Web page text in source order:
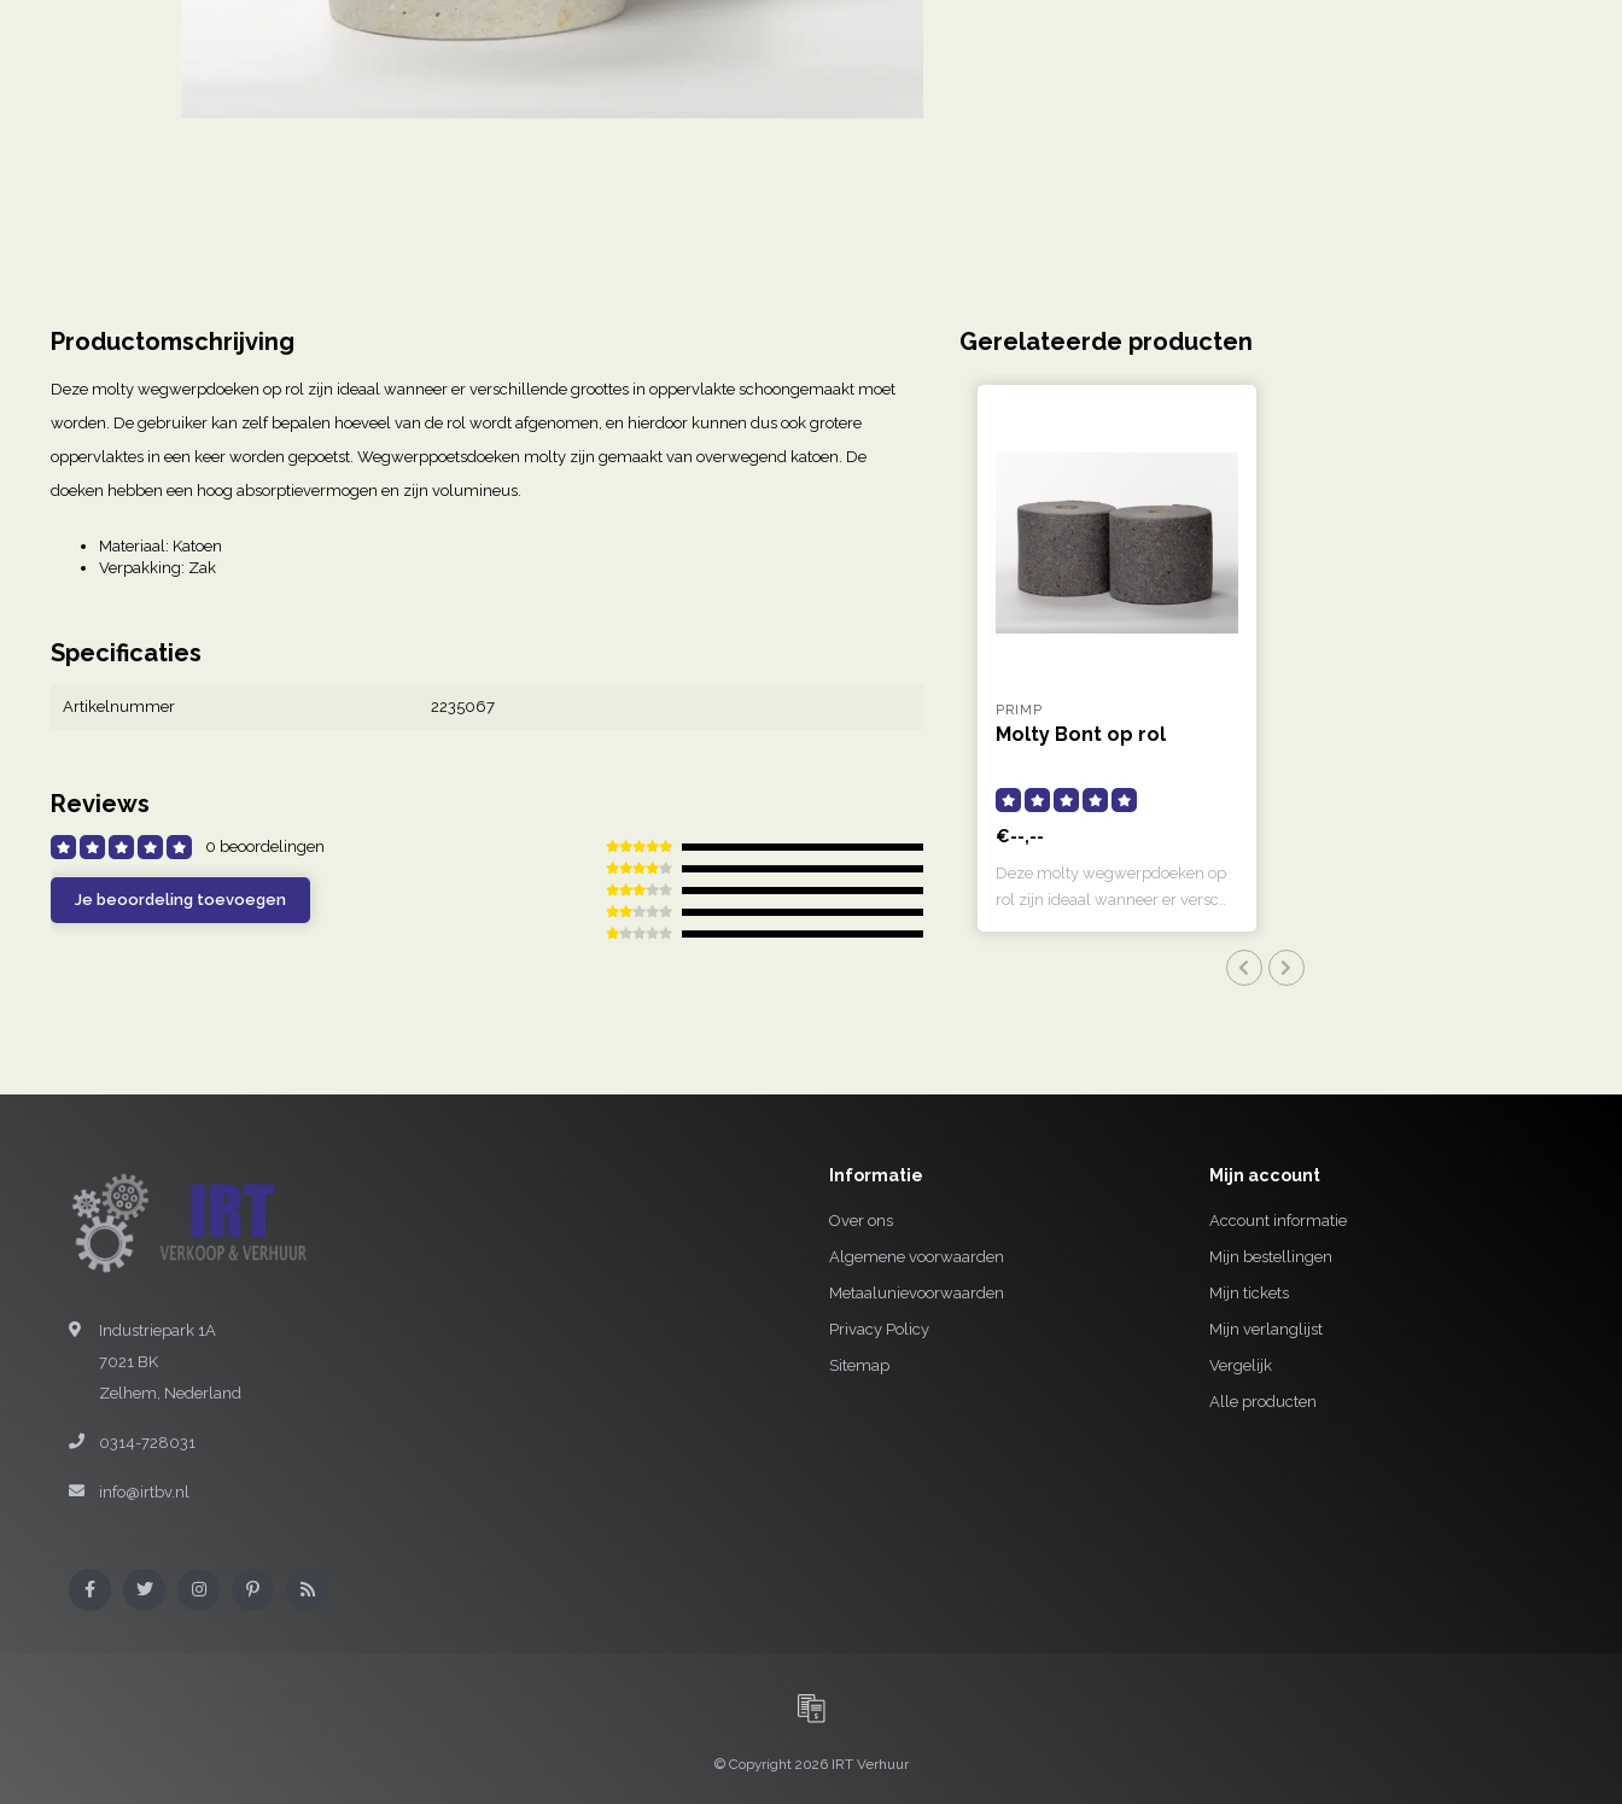
Productomschrijving
Deze molty wegwerpdoeken op rol zijn ideaal wanneer er verschillende groottes in oppervlakte schoongemaakt moet
worden. De gebruiker kan zelf bepalen hoeveel van de rol wordt afgenomen, en hierdoor kunnen dus ook grotere
oppervlaktes in een keer worden gepoetst. Wegwerppoetsdoeken molty zijn gemaakt van overwegend katoen. De
doeken hebben een hoog absorptievermogen en zijn volumineus.
Materiaal: Katoen
Verpakking: Zak
Specificaties
Artikelnummer 2235067
Reviews
0 beoordelingen
Je beoordeling toevoegen
Gerelateerde producten
PRIMP
Molty Bont op rol
€--,--
Deze molty wegwerpdoeken op
rol zijn ideaal wanneer er versc..
Industriepark 1A
7021 BK
Zelhem, Nederland
0314-728031
info@irtbv.nl
Informatie
Over ons
Algemene voorwaarden
Metaalunievoorwaarden
Privacy Policy
Sitemap
Mijn account
Account informatie
Mijn bestellingen
Mijn tickets
Mijn verlanglijst
Vergelijk
Alle producten
© Copyright 2026 IRT Verhuur